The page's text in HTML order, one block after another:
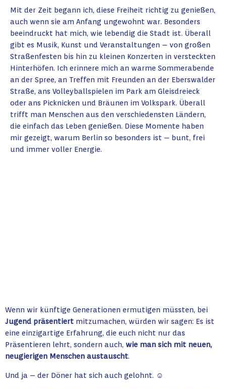
Mit der Zeit begann ich, diese Freiheit richtig zu genießen,
auch wenn sie am Anfang ungewohnt war. Besonders
beeindruckt hat mich, wie lebendig die Stadt ist. Überall
gibt es Musik, Kunst und Veranstaltungen – von großen
Straßenfesten bis hin zu kleinen Konzerten in versteckten
Hinterhöfen. Ich erinnere mich an warme Sommerabende
an der Spree, an Treffen mit Freunden an der Eberswalder
Straße, ans Volleyballspielen im Park am Gleisdreieck
oder ans Picknicken und Bräunen im Volkspark. Überall
trifft man Menschen aus den verschiedensten Ländern,
die einfach das Leben genießen. Diese Momente haben
mir gezeigt, warum Berlin so besonders ist – bunt, frei
und immer voller Energie.
Wenn wir künftige Generationen ermutigen müssten, bei
Jugend präsentiert mitzumachen, würden wir sagen: Es ist
eine einzigartige Erfahrung, die euch nicht nur das
Präsentieren lehrt, sondern auch, wie man sich mit neuen,
neugierigen Menschen austauscht.
Und ja – der Döner hat sich auch gelohnt. ☺️